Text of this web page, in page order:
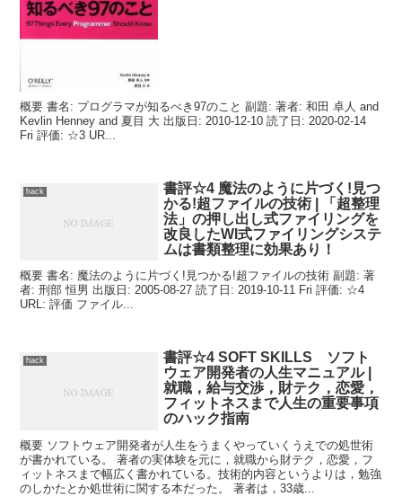
概要 書名: プログラマが知るべき97のこと 副題: 著者: 和田 卓人 and
Kevlin Henney and 夏目 大 出版日: 2010-12-10 読了日: 2020-02-14
Fri 評価: ☆3 UR...
hack
書評☆4 魔法のように片づく!見つ
かる!超ファイルの技術 | 「超整理
法」の押し出し式ファイリングを
改良したWI式ファイリングシステ
ムは書類整理に効果あり！
概要 書名: 魔法のように片づく!見つかる!超ファイルの技術 副題: 著
者: 刑部 恒男 出版日: 2005-08-27 読了日: 2019-10-11 Fri 評価: ☆4
URL: 評価 ファイル...
hack
書評☆4 SOFT SKILLS ソフト
ウェア開発者の人生マニュアル |
就職，給与交渉，財テク，恋愛，
フィットネスまで人生の重要事項
のハック指南
概要 ソフトウェア開発者が人生をうまくやっていくうえでの処世術
が書かれている。 著者の実体験を元に，就職から財テク，恋愛，フ
ィットネスまで幅広く書かれている。技術的内容というよりは，勉強
のしかたとか処世術に関する本だった。 著者は，33歳...